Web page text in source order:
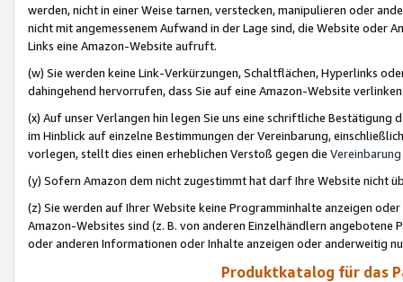
werden, nicht in einer Weise tarnen, verstecken, manipulieren oder
nicht mit angemessenem Aufwand in der Lage sind, die Website oder
Links eine Amazon-Website aufruft.
(w) Sie werden keine Link-Verkürzungen, Schaltflächen, Hyperlinks
dahingehend hervorrufen, dass Sie auf eine Amazon-Website
(x) Auf unser Verlangen hin legen Sie uns eine schriftliche
im Hinblick auf einzelne Bestimmungen der Vereinbarung,
vorlegen, stellt dies einen erheblichen Verstoß gegen die Vereinbarung
(y) Sofern Amazon dem nicht zugestimmt hat darf Ihre Website nicht
(z) Sie werden auf Ihrer Website keine Programminhalte anzeigen
Amazon-Websites sind (z. B. von anderen Einzelhändlern
oder anderen Informationen oder Inhalte anzeigen oder anderweitig
Produktkatalog für das